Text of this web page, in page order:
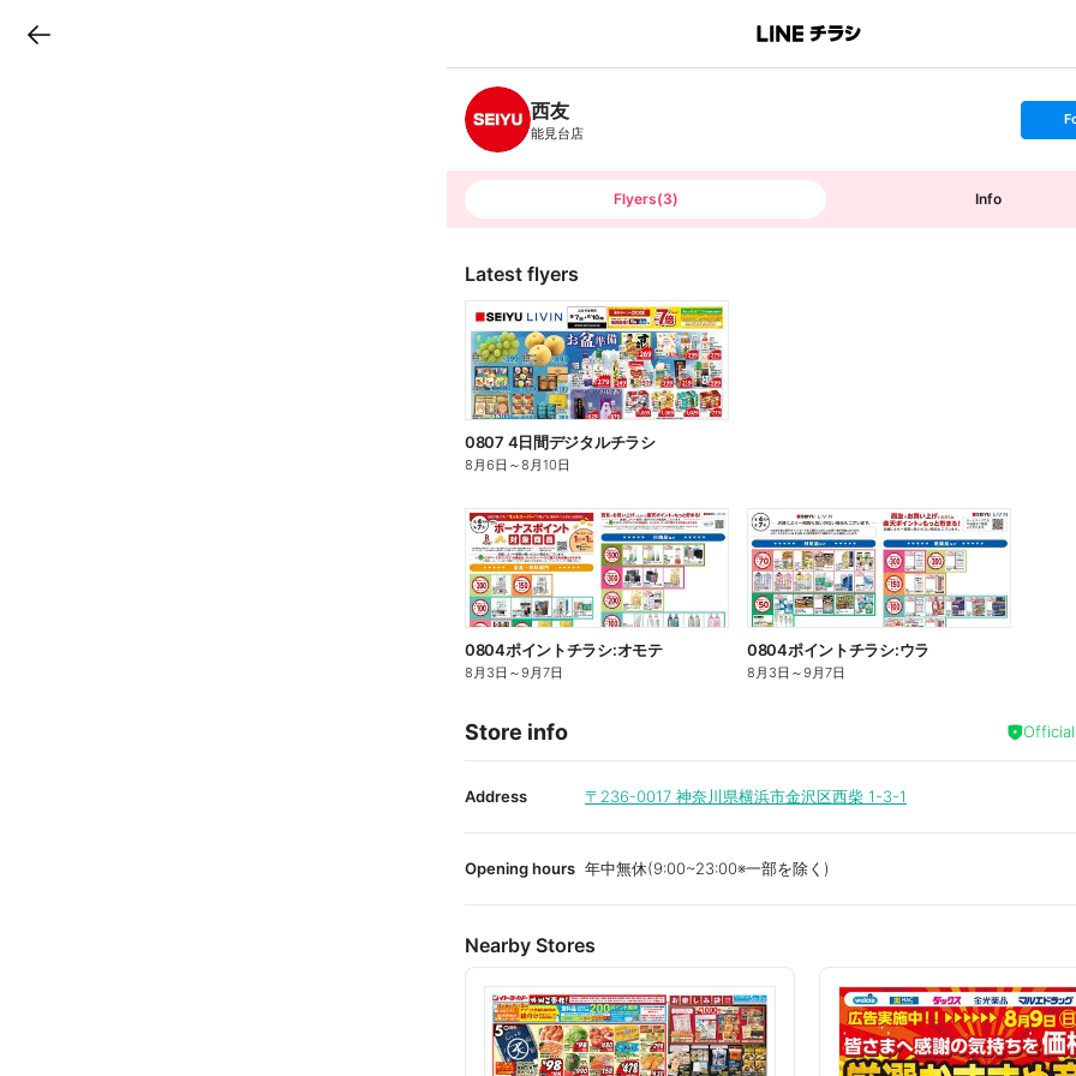
B
n
c
h
T
西友
能見台店
s
t
o
Flyers(3) Info
Latest flyers
0807 4日間デジタルチラシ
8月6日 ～8月10日
0804ポイントチラシ:オモテ
8月3日 ～9月7日
0804ポイントチラシ:ウラ
8月3日 ～9月7日
Store info
Address 〒236-0017 神奈川県横浜市金沢区西柴 1-3-1
Opening hours 年中無休(9:00~23:00※一部を除く)
Nearby Stores